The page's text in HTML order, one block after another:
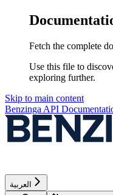
Fetch the complete
Use this file to
exploring further.
Skip to main content
Benzinga API
العربية